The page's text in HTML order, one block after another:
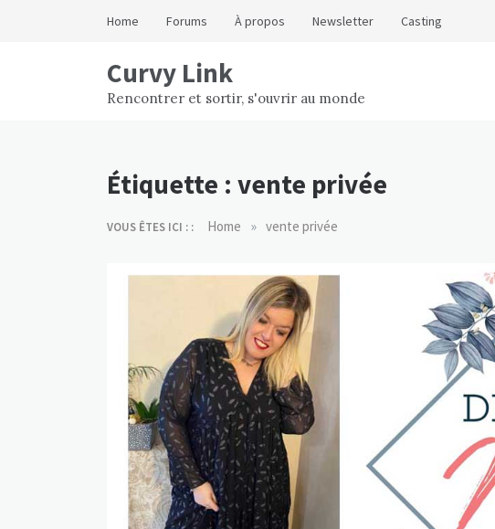
Home Forums À propos Newsletter Casting
Curvy Link
Rencontrer et sortir, s'ouvrir au monde
Étiquette : vente privée
VOUS ÊTES ICI : : Home » vente privée